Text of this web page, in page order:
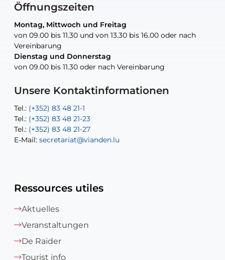
Öffnungszeiten
Montag, Mittwoch und Freitag
von 09.00 bis 11.30 und von 13.30 bis 16.00 oder nach
Vereinbarung
Dienstag und Donnerstag
von 09.00 bis 11.30 oder nach Vereinbarung
Unsere Kontaktinformationen
Tel.: (+352) 83 48 21-1
Tel.: (+352) 83 48 21-23
Tel.: (+352) 83 48 21-27
E-Mail: secretariat@vianden.lu
Montag, Mittwoch und Freitag
von 09.00 bis 11.30 und von 13.30 bis 16.00 oder nach
Vereinbarung
Dienstag und Donnerstag
von 09.00 bis 11.30 oder nach Vereinbarung
Tel.: (+352) 83 48 21-20
Tel.: (+352) 83 48 21-22
E-Mail:sofia.carvalho@vianden.lu
E-Mail: diane.storn@vianden.lu
nur nach Vereinbarung
Tel.: (+352) 83 48 21-24
nur nach Vereinbarung
E-Mail: aisha.abdullah@vianden.lu
E-Mail:jos.cormemans@vianden.lu
nur nach Vereinbarung
Tel.: (+352) 83 48 21-51
E-Mail:atelier@vianden.lu
Ressources utiles
Aktuelles
Veranstaltungen
De Raider
Tourist info